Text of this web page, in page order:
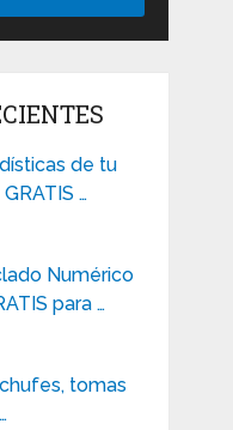
de tu
…
Numérico
para …
tomas